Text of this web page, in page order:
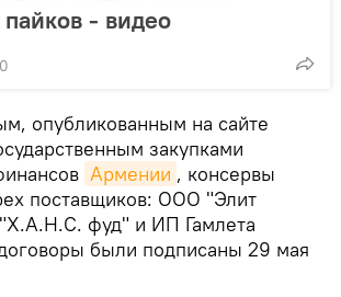
пайков - видео
опубликованным на сайте
закупками
Армении , консервы
поставщиков: ООО "Элит
фуд" и ИП Гамлета
были подписаны 29 мая